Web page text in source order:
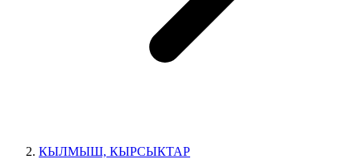
КЫЛМЫШ, КЫРСЫКТАР